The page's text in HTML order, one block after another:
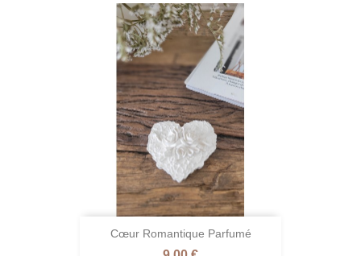
Cœur Romantique Parfumé